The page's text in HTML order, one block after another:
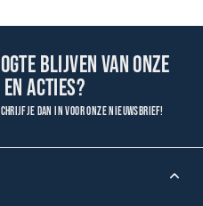
blijven van onze
acties?
je dan in voor onze nieuwsbrief!